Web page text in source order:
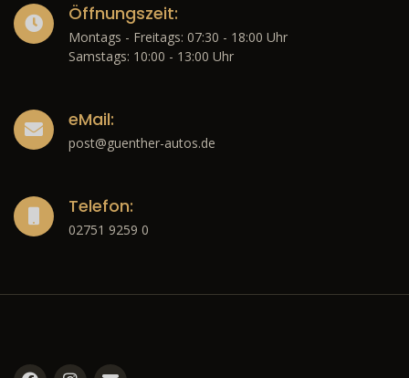
Öffnungszeit:
Montags - Freitags: 07:30 - 18:00 Uhr
Samstags: 10:00 - 13:00 Uhr
eMail:
post@guenther-autos.de
Telefon:
02751 9259 0